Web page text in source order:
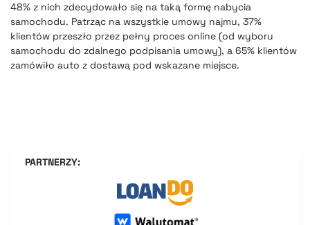
48% z nich zdecydowało się na taką formę nabycia
samochodu. Patrząc na wszystkie umowy najmu, 37%
klientów przeszło przez pełny proces online (od wyboru
samochodu do zdalnego podpisania umowy), a 65% klientów
zamówiło auto z dostawą pod wskazane miejsce.
PARTNERZY: